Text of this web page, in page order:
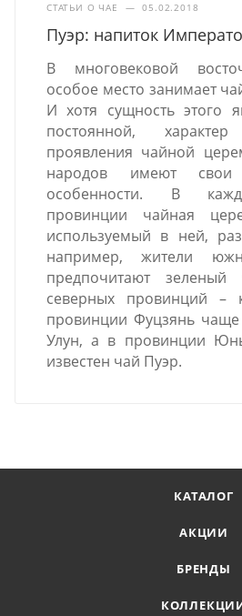
СТАТЬИ О ЧАЕ — 05.02.2018
Пуэр: напиток
В многовековой
особое место занимает
И хотя сущность этого
постоянной,
проявления чайной
народов имеют свои
особенности. В
провинции чайная
используемый в ней,
например, жители
предпочитают
северных провинций –
провинции Фуцзянь чаще
Улун, а в провинции
известен чай Пуэр.
КАТАЛОГ
АКЦИИ
БРЕНДЫ